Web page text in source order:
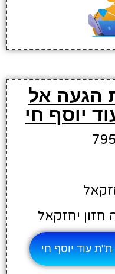
הגעה אל
יוסף חי
יחזקאל
עוד יוסף חי